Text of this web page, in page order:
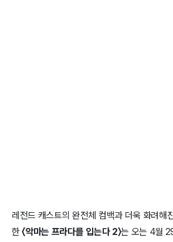
레전드 캐스트의 완전체 컴백과 더욱 화려해
한〈악마는 프라다를 입는다 2〉는 오는 4월